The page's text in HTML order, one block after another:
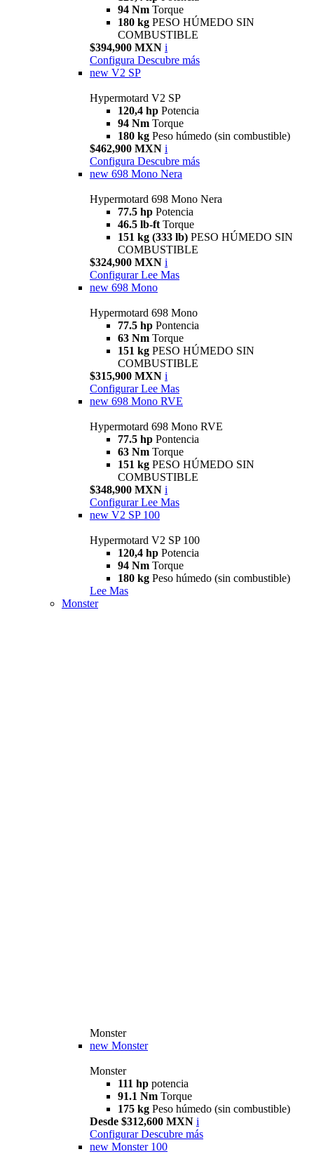
94 Nm Torque
180 kg PESO HÚMEDO SIN
COMBUSTIBLE
$394,900 MXN i
Configura Descubre más
new V2 SP
Hypermotard V2 SP
120,4 hp Potencia
94 Nm Torque
180 kg Peso húmedo (sin combustible)
$462,900 MXN i
Configura Descubre más
new 698 Mono Nera
Hypermotard 698 Mono Nera
77.5 hp Potencia
46.5 lb-ft Torque
151 kg (333 lb) PESO HÚMEDO SIN
COMBUSTIBLE
$324,900 MXN i
Configurar Lee Mas
new 698 Mono
Hypermotard 698 Mono
77.5 hp Pontencia
63 Nm Torque
151 kg PESO HÚMEDO SIN
COMBUSTIBLE
$315,900 MXN i
Configurar Lee Mas
new 698 Mono RVE
Hypermotard 698 Mono RVE
77.5 hp Pontencia
63 Nm Torque
151 kg PESO HÚMEDO SIN
COMBUSTIBLE
$348,900 MXN i
Configurar Lee Mas
new V2 SP 100
Hypermotard V2 SP 100
120,4 hp Potencia
94 Nm Torque
180 kg Peso húmedo (sin combustible)
Lee Mas
Monster
Monster
new Monster
Monster
111 hp potencia
91.1 Nm Torque
175 kg Peso húmedo (sin combustible)
Desde $312,600 MXN i
Configurar Descubre más
new Monster 100